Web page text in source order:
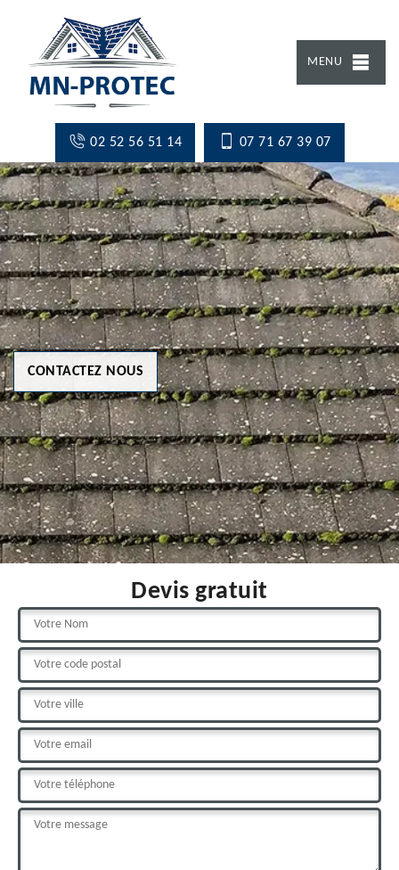
MENU
02 52 56 51 14 07 71 67 39 07
CONTACTEZ NOUS
Devis gratuit